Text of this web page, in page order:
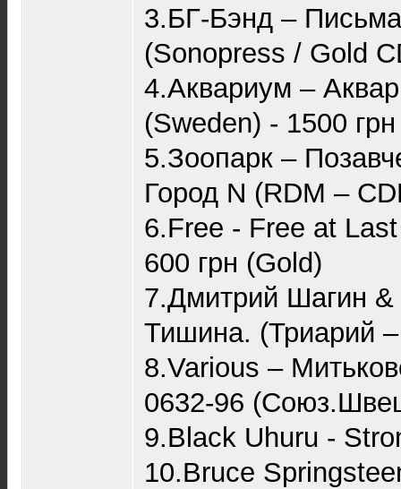
3.БГ-Бэнд –
(Sonopress / Gold
4.Аквариум –
(Sweden) - 1500 грн
5.Зоопарк –
Город N (RDM –
6.Free - Free at
600 грн (Gold)
7.Дмитрий Шагин &
Тишина. (Триарий
8.Various –
0632-96
9.Black Uhuru -
10.Bruce